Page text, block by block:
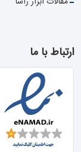
ارتباط با ما